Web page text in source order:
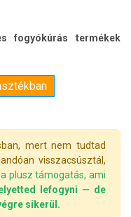
fogyókúrás termékek
mert nem tudtad
visszacsúsztál,
plusz támogatás, ami
lefogyni — de
sikerül.